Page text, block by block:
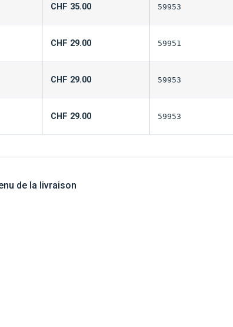
CHF 35.00 59953
CHF 29.00 59951
CHF 29.00 59953
CHF 29.00 59953
de la livraison